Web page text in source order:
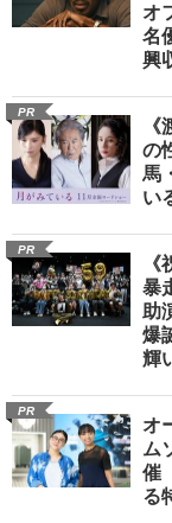
オ
名
興
PR
の
馬
い
PR
暴
助
爆
輝
PR
オ
ム
催
る